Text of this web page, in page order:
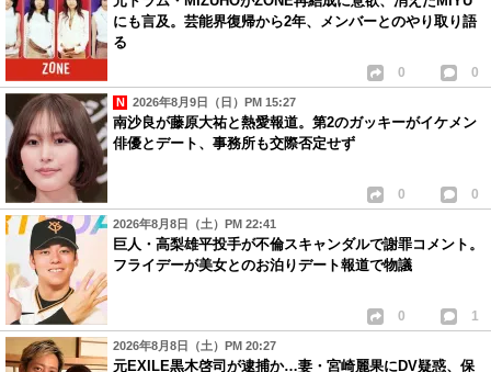
にも言及。芸能界復帰から2年、メンバーとのやり取り語
る
0 0
2026年8月9日（日）PM 15:27
南沙良が藤原大祐と熱愛報道。第2のガッキーがイケメン
俳優とデート、事務所も交際否定せず
0 0
2026年8月8日（土）PM 22:41
巨人・高梨雄平投手が不倫スキャンダルで謝罪コメント。
フライデーが美女とのお泊りデート報道で物議
0 1
2026年8月8日（土）PM 20:27
元EXILE黒木啓司が逮捕か…妻・宮崎麗果にDV疑惑、保